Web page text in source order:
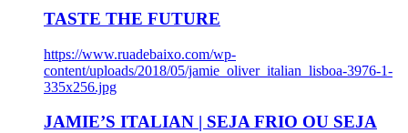
TASTE THE FUTURE
https://www.ruadebaixo.com/wp-
content/uploads/2018/05/jamie_oliver_italian_lisboa-3976-1-
335x256.jpg
JAMIE’S ITALIAN | SEJA FRIO OU SEJA